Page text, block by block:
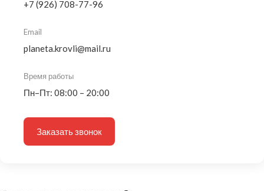
+7 (926) 708-77-96
Email
planeta.krovli@mail.ru
Время работы
Пн–Пт: 08:00 – 20:00
Заказать звонок